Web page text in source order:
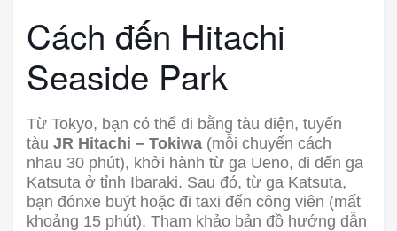
Cách đến Hitachi
Seaside Park
Từ Tokyo, bạn có thể đi bằng tàu điện, tuyến
tàu JR Hitachi – Tokiwa (mỗi chuyến cách
nhau 30 phút), khởi hành từ ga Ueno, đi đến ga
Katsuta ở tỉnh Ibaraki. Sau đó, từ ga Katsuta,
bạn đónxe buýt hoặc đi taxi đến công viên (mất
khoảng 15 phút). Tham khảo bản đồ hướng dẫn